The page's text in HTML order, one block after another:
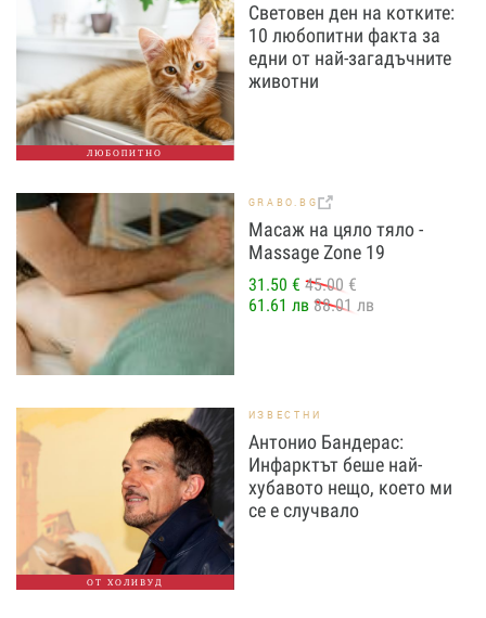
ЛЮБОПИТНО
Световен ден на котките:
10 любопитни факта за
едни от най-загадъчните
животни
GRABO.BG
Масаж на цяло тяло -
Massage Zone 19
31.50 € 45.00 €
61.61 лв 88.01 лв
ОТ ХОЛИВУД
ИЗВЕСТНИ
Антонио Бандерас:
Инфарктът беше най-
хубавото нещо, което ми
се е случвало